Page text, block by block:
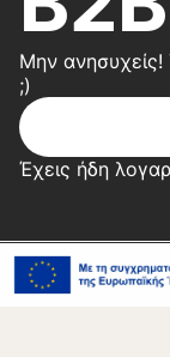
Μην
;)
Έχεις ήδη
Copyright